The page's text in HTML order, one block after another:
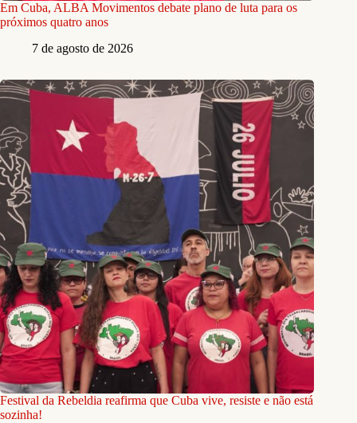
Em Cuba, ALBA Movimentos debate plano de luta para os
próximos quatro anos
7 de agosto de 2026
Festival da Rebeldia reafirma que Cuba vive, resiste e não está
sozinha!